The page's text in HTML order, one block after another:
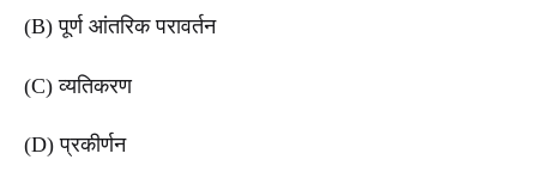
(B) पूर्ण आंतरिक परावर्तन
(C) व्यतिकरण
(D) प्रकीर्णन